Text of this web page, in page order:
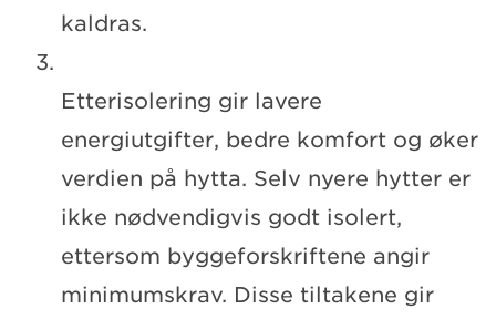
kaldras.
Etterisolering gir lavere
energiutgifter, bedre komfort og øker
verdien på hytta. Selv nyere hytter er
ikke nødvendigvis godt isolert,
ettersom byggeforskriftene angir
minimumskrav. Disse tiltakene gir